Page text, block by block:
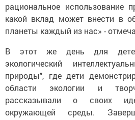
рациональное использование
какой вклад может внести в
планеты каждый из нас» -
В этот же день для
экологический
природы", где дети
области экологии и
рассказывали о своих
окружающей среды.